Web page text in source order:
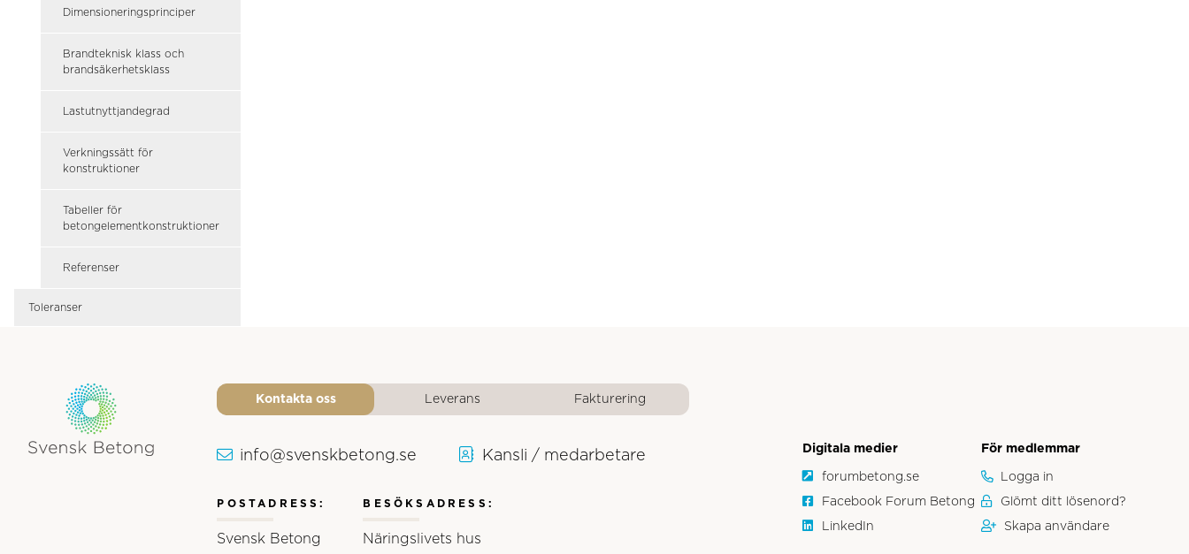
Dimensioneringsprinciper
Brandteknisk klass och
brandsäkerhetsklass
Lastutnyttjandegrad
Verkningssätt för
konstruktioner
Tabeller för
betongelementkonstruktioner
Referenser
Toleranser
Kontakta oss Leverans Fakturering
info@svenskbetong.se Kansli / medarbetare
POSTADRESS:
Svensk Betong
BESÖKSADRESS:
Näringslivets hus
Digitala medier
forumbetong.se
Facebook Forum Betong
LinkedIn
För medlemmar
Logga in
Glömt ditt lösenord?
Skapa användare